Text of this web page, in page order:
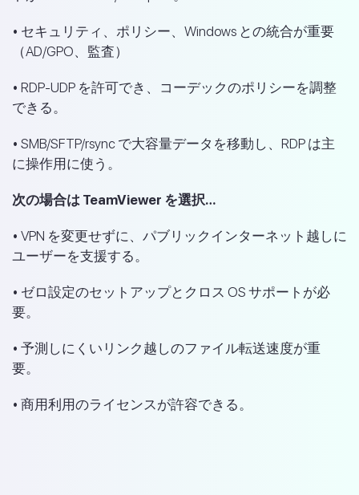
• セキュリティ、ポリシー、Windows との統合が重要
（AD/GPO、監査）
• RDP-UDP を許可でき、コーデックのポリシーを調整
できる。
• SMB/SFTP/rsync で大容量データを移動し、RDP は主
に操作用に使う。
次の場合は TeamViewer を選択…
• VPN を変更せずに、パブリックインターネット越しに
ユーザーを支援する。
• ゼロ設定のセットアップとクロス OS サポートが必
要。
• 予測しにくいリンク越しのファイル転送速度が重
要。
• 商用利用のライセンスが許容できる。